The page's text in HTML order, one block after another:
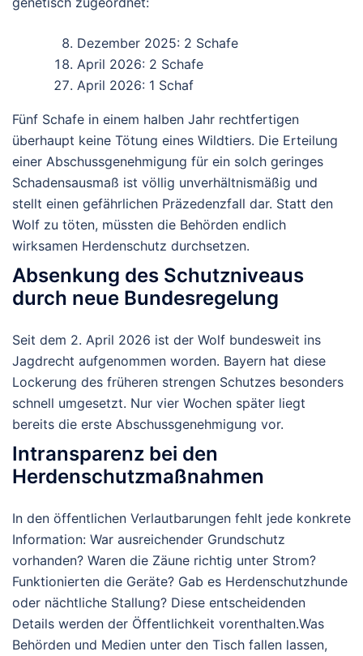
Dezember 2025: 2 Schafe
April 2026: 2 Schafe
April 2026: 1 Schaf
Fünf Schafe in einem halben Jahr rechtfertigen
überhaupt keine Tötung eines Wildtiers. Die Erteilung
einer Abschussgenehmigung für ein solch geringes
Schadensausmaß ist völlig unverhältnismäßig und
stellt einen gefährlichen Präzedenzfall dar. Statt den
Wolf zu töten, müssten die Behörden endlich
wirksamen Herdenschutz durchsetzen.
Absenkung des Schutzniveaus
durch neue Bundesregelung
Seit dem 2. April 2026 ist der Wolf bundesweit ins
Jagdrecht aufgenommen worden. Bayern hat diese
Lockerung des früheren strengen Schutzes besonders
schnell umgesetzt. Nur vier Wochen später liegt
bereits die erste Abschussgenehmigung vor.
Intransparenz bei den
Herdenschutzmaßnahmen
In den öffentlichen Verlautbarungen fehlt jede konkrete
Information: War ausreichender Grundschutz
vorhanden? Waren die Zäune richtig unter Strom?
Funktionierten die Geräte? Gab es Herdenschutzhunde
oder nächtliche Stallung? Diese entscheidenden
Details werden der Öffentlichkeit vorenthalten.Was
Behörden und Medien unter den Tisch fallen lassen,